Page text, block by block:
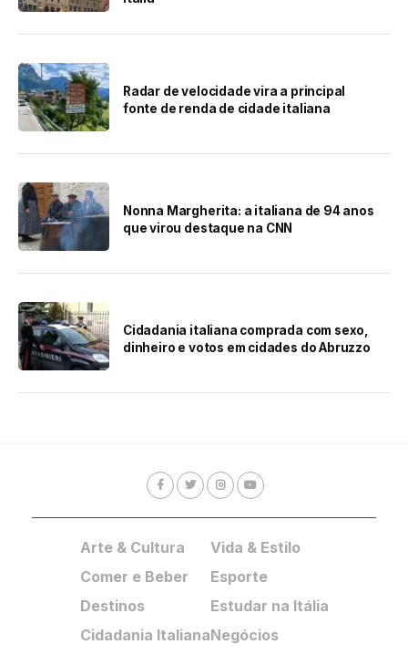
Radar de velocidade vira a principal
fonte de renda de cidade italiana
Nonna Margherita: a italiana de 94 anos
que virou destaque na CNN
Cidadania italiana comprada com sexo,
dinheiro e votos em cidades do Abruzzo
Arte & Cultura
Comer e Beber
Destinos
Cidadania Italiana
Vida & Estilo
Esporte
Estudar na Itália
Negócios